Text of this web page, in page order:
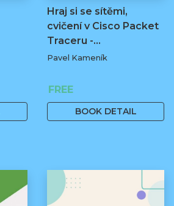
Hraj si se sítěmi,
cvičení v Cisco Packet
Traceru -…
Pavel Kameník
FREE
BOOK DETAIL